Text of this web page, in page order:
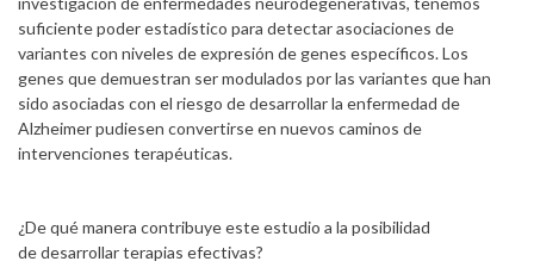
suficiente poder estadístico para detectar asociaciones de
variantes con niveles de expresión de genes específicos. Los
genes que demuestran ser modulados por las variantes que han
sido asociadas con el riesgo de desarrollar la enfermedad de
Alzheimer pudiesen convertirse en nuevos caminos de
intervenciones terapéuticas.
¿De qué manera contribuye este estudio a la posibilidad
de desarrollar terapias efectivas?